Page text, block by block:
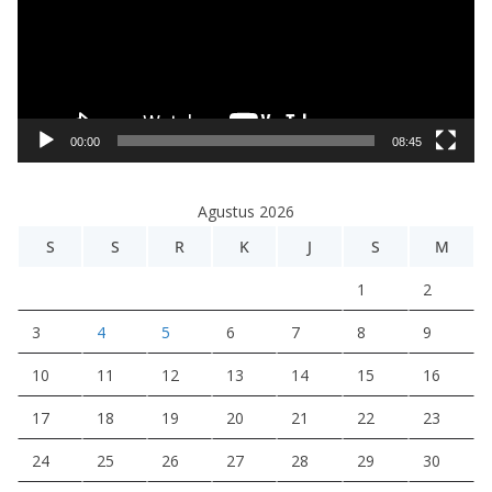
d
00:00 08:45
Agustus 2026
S
S R K J S M
1 2
3 4 5 6 7 8 9
10 11 12 13 14 15 16
17 18 19 20 21 22 23
24 25 26 27 28 29 30